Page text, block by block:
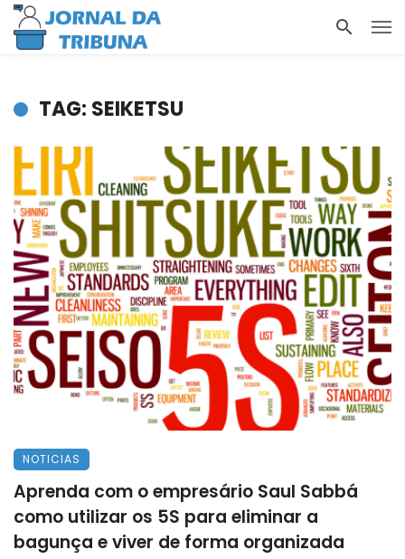
TAG: SEIKETSU
NOTICIAS
Aprenda com o empresário Saul Sabbá
como utilizar os 5S para eliminar a
bagunça e viver de forma organizada